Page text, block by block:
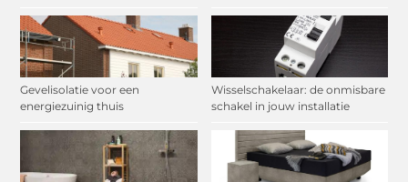
Gevelisolatie voor een
energiezuinig thuis
Wisselschakelaar: de onmisbare
schakel in jouw installatie